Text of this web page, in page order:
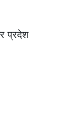
प्रदेश